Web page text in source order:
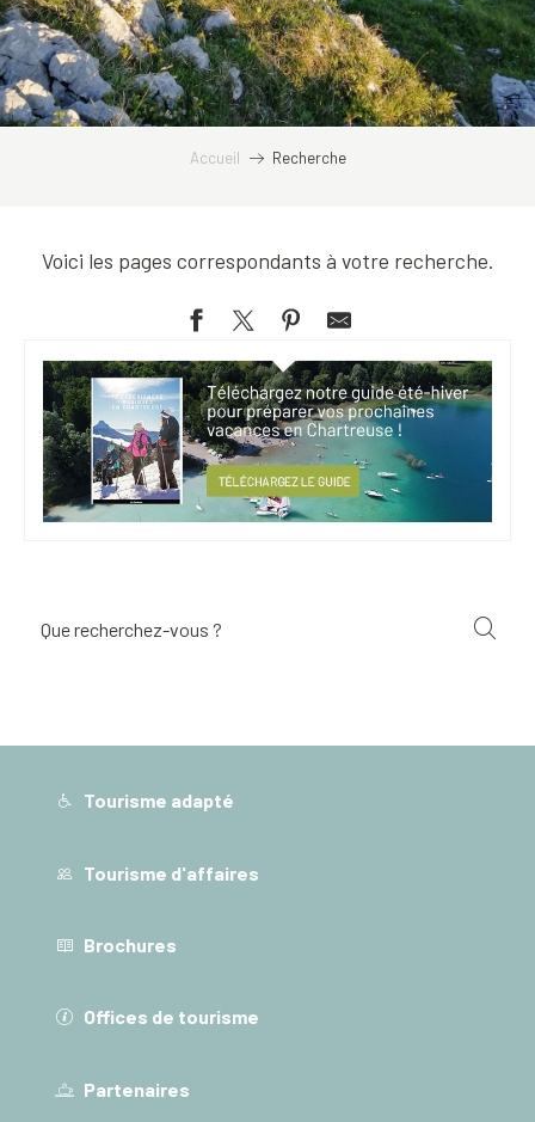
Accueil Recherche
Voici les pages correspondants à votre recherche.
Tourisme adapté
Tourisme d'affaires
Brochures
Offices de tourisme
Partenaires